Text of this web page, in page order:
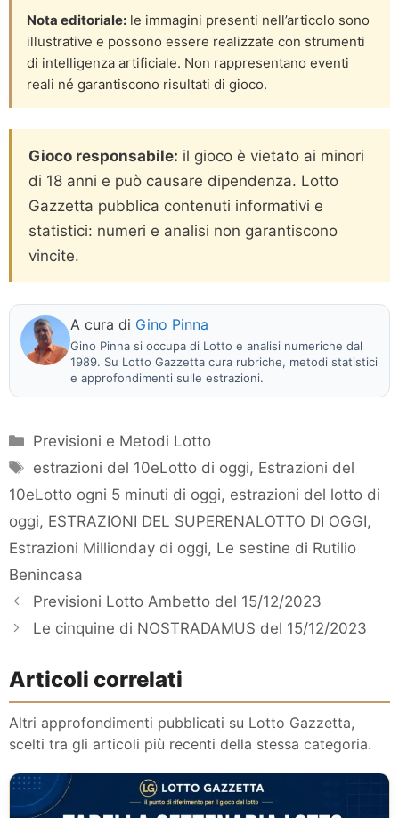
Nota editoriale: le immagini presenti nell’articolo sono
illustrative e possono essere realizzate con strumenti
di intelligenza artificiale. Non rappresentano eventi
reali né garantiscono risultati di gioco.
Gioco responsabile: il gioco è vietato ai minori
di 18 anni e può causare dipendenza. Lotto
Gazzetta pubblica contenuti informativi e
statistici: numeri e analisi non garantiscono
vincite.
A cura di Gino Pinna
Gino Pinna si occupa di Lotto e analisi numeriche dal
1989. Su Lotto Gazzetta cura rubriche, metodi statistici
e approfondimenti sulle estrazioni.
Categorie
Previsioni e Metodi Lotto
Tag
estrazioni del 10eLotto di oggi, Estrazioni del
10eLotto ogni 5 minuti di oggi, estrazioni del lotto di
oggi, ESTRAZIONI DEL SUPERENALOTTO DI OGGI,
Estrazioni Millionday di oggi, Le sestine di Rutilio
Benincasa
Previsioni Lotto Ambetto del 15/12/2023
Le cinquine di NOSTRADAMUS del 15/12/2023
Articoli correlati
Altri approfondimenti pubblicati su Lotto Gazzetta,
scelti tra gli articoli più recenti della stessa categoria.